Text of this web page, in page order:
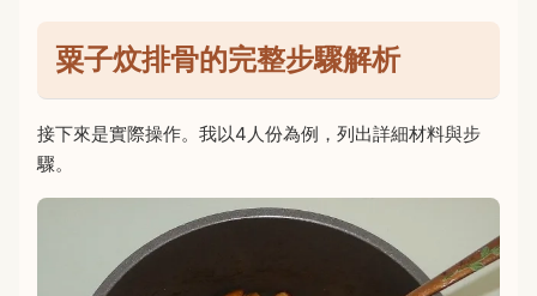
粟子炆排骨的完整步驟解析
接下來是實際操作。我以4人份為例，列出詳細材料與步
驟。